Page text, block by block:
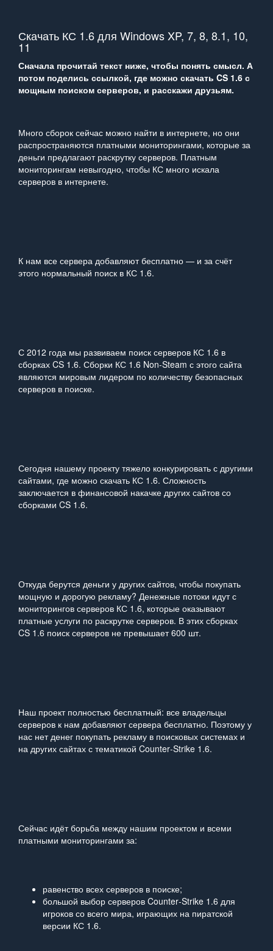
Скачать КС 1.6 для Windows XP, 7, 8, 8.1, 10,
11
Сначала прочитай текст ниже, чтобы понять смысл. А
потом поделись ссылкой, где можно скачать CS 1.6 с
мощным поиском серверов, и расскажи друзьям.
Много сборок сейчас можно найти в интернете, но они
распространяются платными мониторингами, которые за
деньги предлагают раскрутку серверов. Платным
мониторингам невыгодно, чтобы КС много искала
серверов в интернете.
К нам все сервера добавляют бесплатно — и за счёт
этого нормальный поиск в КС 1.6.
С 2012 года мы развиваем поиск серверов КС 1.6 в
сборках CS 1.6. Сборки КС 1.6 Non‑Steam с этого сайта
являются мировым лидером по количеству безопасных
серверов в поиске.
Сегодня нашему проекту тяжело конкурировать с другими
сайтами, где можно скачать КС 1.6. Сложность
заключается в финансовой накачке других сайтов со
сборками CS 1.6.
Откуда берутся деньги у других сайтов, чтобы покупать
мощную и дорогую рекламу? Денежные потоки идут с
мониторингов серверов КС 1.6, которые оказывают
платные услуги по раскрутке серверов. В этих сборках
CS 1.6 поиск серверов не превышает 600 шт.
Наш проект полностью бесплатный: все владельцы
серверов к нам добавляют сервера бесплатно. Поэтому у
нас нет денег покупать рекламу в поисковых системах и
на других сайтах с тематикой Counter‑Strike 1.6.
Сейчас идёт борьба между нашим проектом и всеми
платными мониторингами за:
равенство всех серверов в поиске;
большой выбор серверов Counter‑Strike 1.6 для
игроков со всего мира, играющих на пиратской
версии КС 1.6.